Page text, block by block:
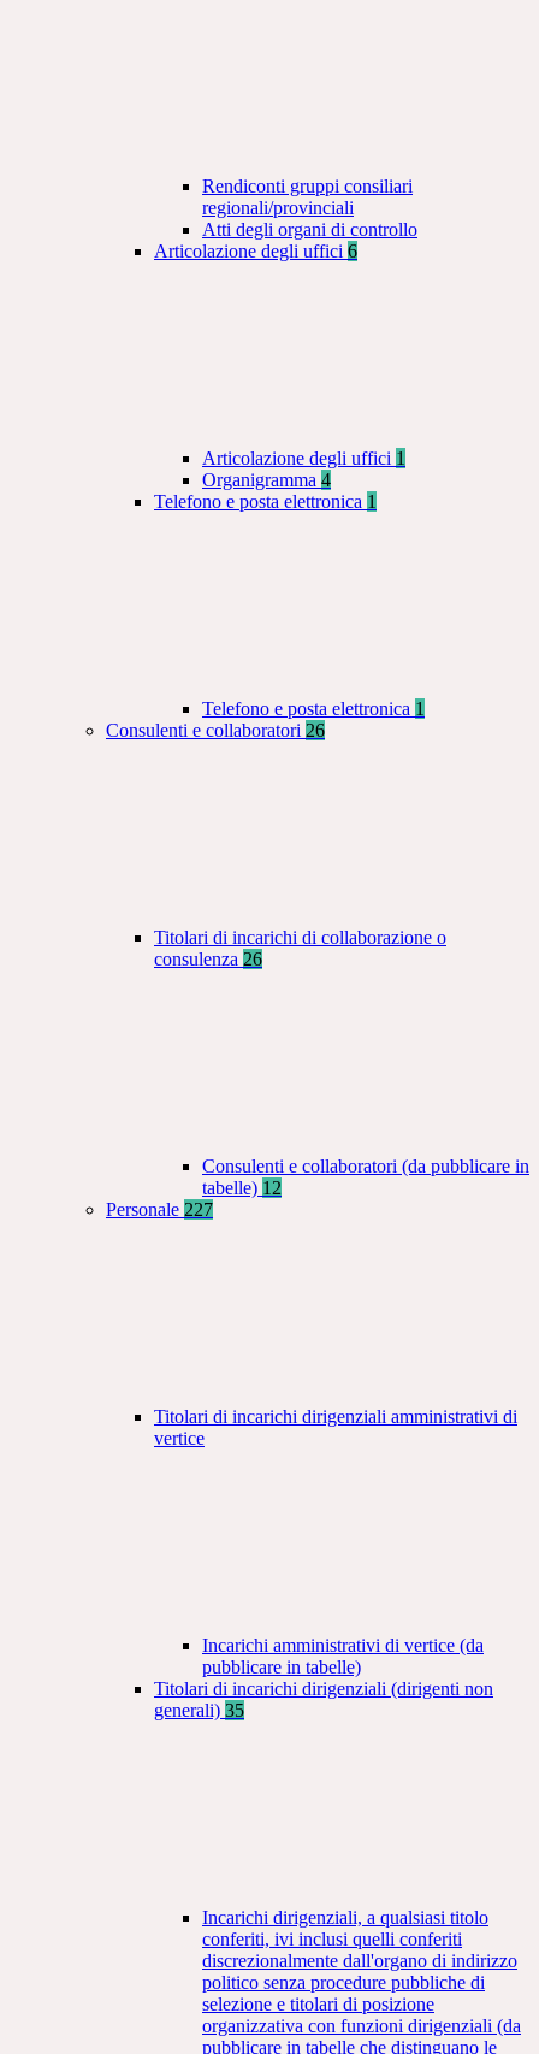
Rendiconti gruppi consiliari
regionali/provinciali
Atti degli organi di controllo
Articolazione degli uffici 6
Articolazione degli uffici 1
Organigramma 4
Telefono e posta elettronica 1
Telefono e posta elettronica 1
Consulenti e collaboratori 26
Titolari di incarichi di collaborazione o
consulenza 26
Consulenti e collaboratori (da pubblicare in
tabelle) 12
Personale 227
Titolari di incarichi dirigenziali amministrativi di
vertice
Incarichi amministrativi di vertice (da
pubblicare in tabelle)
Titolari di incarichi dirigenziali (dirigenti non
generali) 35
Incarichi dirigenziali, a qualsiasi titolo
conferiti, ivi inclusi quelli conferiti
discrezionalmente dall'organo di indirizzo
politico senza procedure pubbliche di
selezione e titolari di posizione
organizzativa con funzioni dirigenziali (da
pubblicare in tabelle che distinguano le